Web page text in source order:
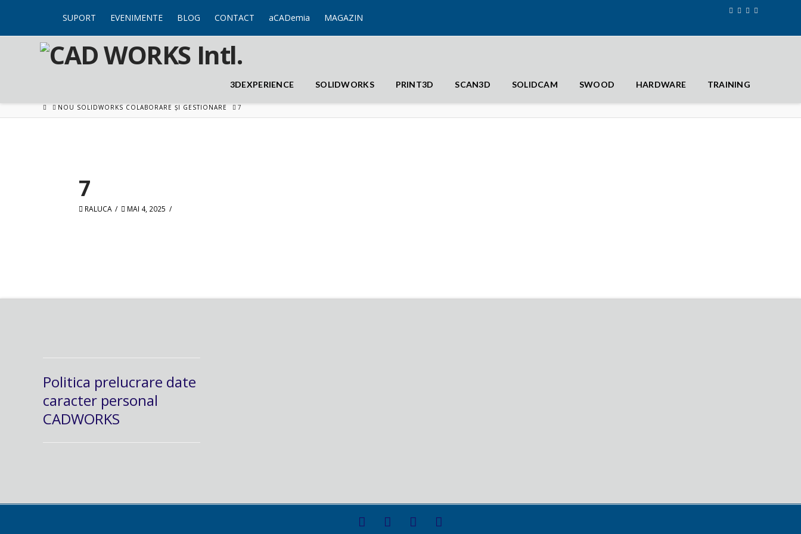
SUPORT EVENIMENTE BLOG CONTACT aCADemia MAGAZIN
3DEXPERIENCE SOLIDWORKS PRINT3D SCAN3D SOLIDCAM SWOOD HARDWARE TRAINING
HOMENOU SOLIDWORKS COLABORARE ȘI GESTIONARE 7
7
RALUCA MAI 4, 2025
Politica prelucrare date
caracter personal
CADWORKS